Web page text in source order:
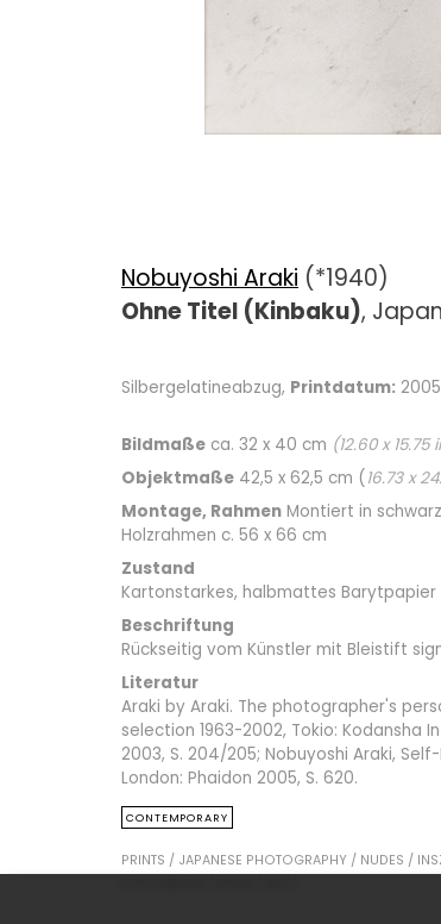
Nobuyoshi Araki (*1940)
Ohne Titel (Kinbaku),
Silbergelatineabzug, Printdatum: 2005
Bildmaße ca. 32 x 40 cm (12.60x 15.75
Objektmaße 42,5 x 62,5 cm ( 16.73x
Montage, Rahmen Montiert in
Holzrahmen c. 56 x 66 cm
Zustand
Kartonstarkes, halbmattes Barytpapier
Beschriftung
Rückseitig vom Künstler mit Bleistift
Literatur
Araki by Araki. The photographer's
selection 1963-2002, Tokio: Kodansha
2003, S. 204/205; Nobuyoshi Araki,
London: Phaidon 2005, S. 620.
CONTEMPORARY
PRINTS / JAPANESE PHOTOGRAPHY / NUDES /